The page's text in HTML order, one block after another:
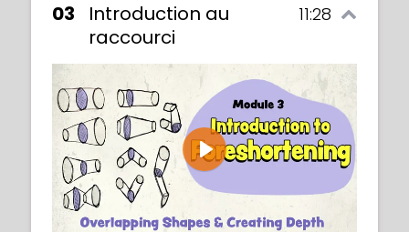
03
Introduction au
raccourci
11:28
Play